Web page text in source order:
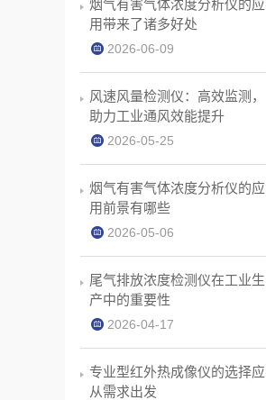
烟气有害气体浓度分析仪的应
用带来了诸多好处
2026-06-09
风速风量检测仪：高效监测，
助力工业通风效能提升
2026-05-25
烟气有害气体浓度分析仪的应
用前景有哪些
2026-05-06
尾气排放浓度检测仪在工业生
产中的重要性
2026-04-17
专业型红外热成像仪的选择应
从需求出发